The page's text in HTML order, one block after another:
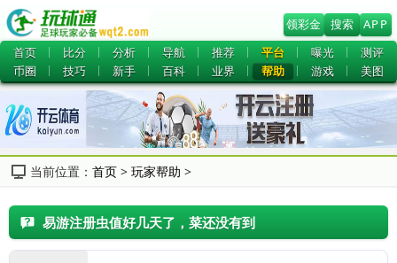
领彩金 搜索
APP
首页
比分 分析 导航 推荐 平台 曝光
测评
币圈
技巧 新手 百科 业界 帮助 游戏 美图
当前位置： 首页 > 玩家帮助 >
易游注册虫值好几天了，菜还没有到